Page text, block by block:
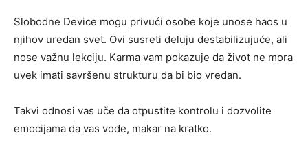
Slobodne Device mogu privući osobe koje unose haos u
njihov uredan svet. Ovi susreti deluju destabilizujuće, ali
nose važnu lekciju. Karma vam pokazuje da život ne mora
uvek imati savršenu strukturu da bi bio vredan.
Takvi odnosi vas uče da otpustite kontrolu i dozvolite
emocijama da vas vode, makar na kratko.